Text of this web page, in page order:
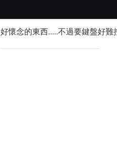
好懷念的東西.....不過要鍵盤好難